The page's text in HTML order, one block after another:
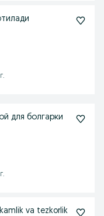
для болгарки
va tezkorlik